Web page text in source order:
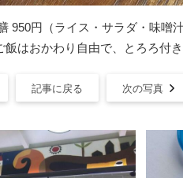
950円（ライス・サラダ・味噌
はおかわり自由で、とろろ付き
記事に戻る 次の写真